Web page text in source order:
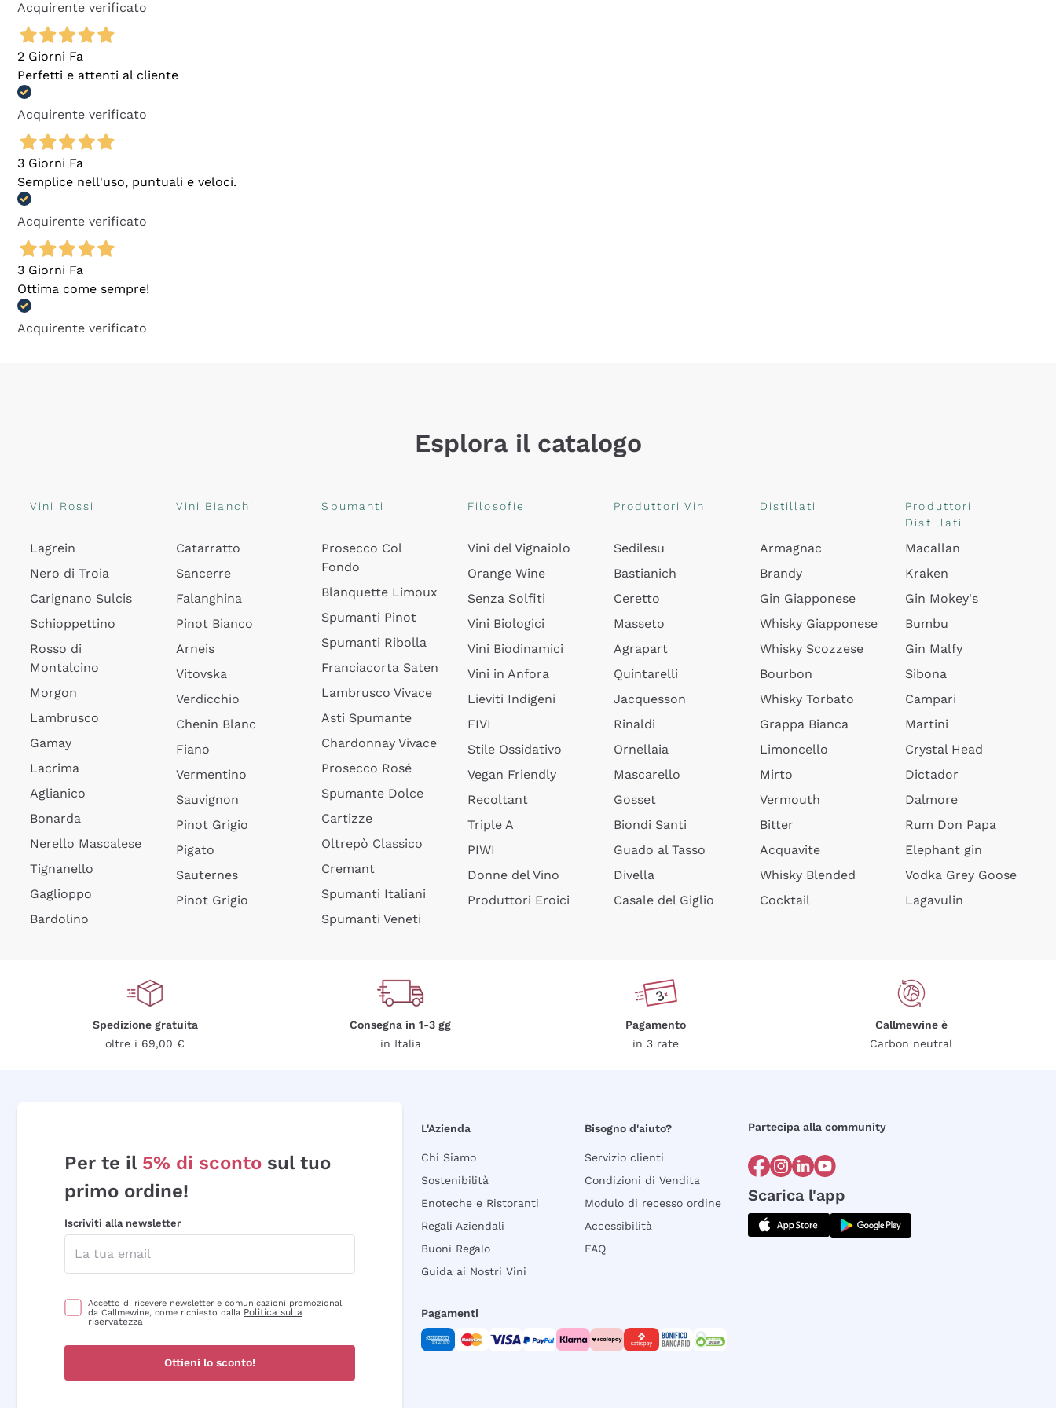
Acquirente verificato
2 Giorni Fa
Perfetti e attenti al cliente
Acquirente verificato
3 Giorni Fa
Semplice nell'uso, puntuali e veloci.
Acquirente verificato
3 Giorni Fa
Ottima come sempre!
Acquirente verificato
Esplora il catalogo
Vini Rossi
Lagrein
Nero di Troia
Carignano Sulcis
Schioppettino
Rosso di
Montalcino
Morgon
Lambrusco
Gamay
Lacrima
Aglianico
Bonarda
Nerello Mascalese
Tignanello
Gaglioppo
Bardolino
Vini Bianchi
Catarratto
Sancerre
Falanghina
Pinot Bianco
Arneis
Vitovska
Verdicchio
Chenin Blanc
Fiano
Vermentino
Sauvignon
Pinot Grigio
Pigato
Sauternes
Pinot Grigio
Spumanti
Prosecco Col
Fondo
Blanquette Limoux
Spumanti Pinot
Spumanti Ribolla
Franciacorta Saten
Lambrusco Vivace
Asti Spumante
Chardonnay Vivace
Prosecco Rosé
Spumante Dolce
Cartizze
Oltrepò Classico
Cremant
Spumanti Italiani
Spumanti Veneti
Filosofie
Vini del Vignaiolo
Orange Wine
Senza Solfiti
Vini Biologici
Vini Biodinamici
Vini in Anfora
Lieviti Indigeni
FIVI
Stile Ossidativo
Vegan Friendly
Recoltant
Triple A
PIWI
Donne del Vino
Produttori Eroici
Produttori Vini
Sedilesu
Bastianich
Ceretto
Masseto
Agrapart
Quintarelli
Jacquesson
Rinaldi
Ornellaia
Mascarello
Gosset
Biondi Santi
Guado al Tasso
Divella
Casale del Giglio
Distillati
Armagnac
Brandy
Gin Giapponese
Whisky Giapponese
Whisky Scozzese
Bourbon
Whisky Torbato
Grappa Bianca
Limoncello
Mirto
Vermouth
Bitter
Acquavite
Whisky Blended
Cocktail
Produttori
Distillati
Macallan
Kraken
Gin Mokey's
Bumbu
Gin Malfy
Sibona
Campari
Martini
Crystal Head
Dictador
Dalmore
Rum Don Papa
Elephant gin
Vodka Grey Goose
Lagavulin
Spedizione gratuita
oltre i 69,00 €
Consegna in 1-3 gg
in Italia
Pagamento
in 3 rate
Callmewine è
Carbon neutral
Per te il 5% di sconto sul tuo
primo ordine!
Iscriviti alla newsletter
Accetto di ricevere newsletter e comunicazioni promozionali
da Callmewine, come richiesto dalla Politica sulla
riservatezza
Ottieni lo sconto!
L'Azienda
Chi Siamo
Sostenibilità
Enoteche e Ristoranti
Regali Aziendali
Buoni Regalo
Guida ai Nostri Vini
Bisogno d'aiuto?
Servizio clienti
Condizioni di Vendita
Modulo di recesso ordine
Accessibilità
FAQ
Partecipa alla community
Scarica l'app
Pagamenti